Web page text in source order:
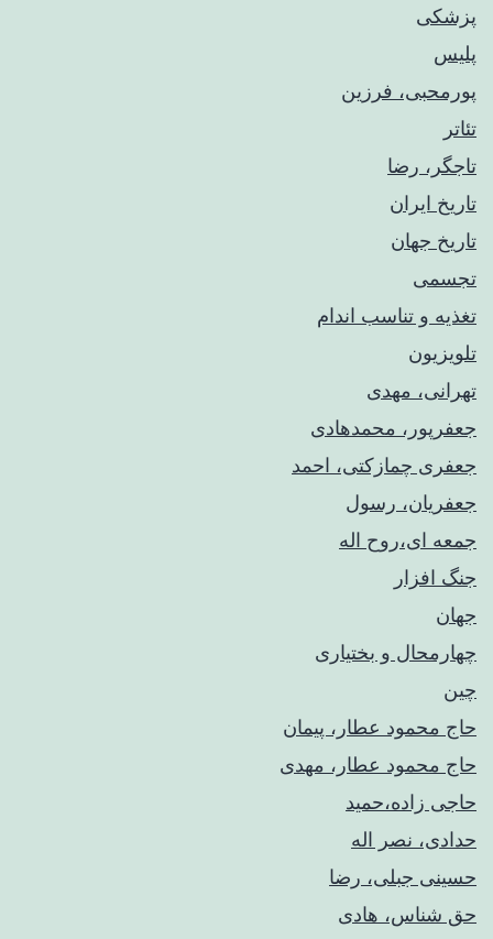
پزشکی
پلیس
پورمحبی، فرزین
تئاتر
تاجگر، رضا
تاریخ ایران
تاریخ جهان
تجسمی
تغذیه و تناسب اندام
تلویزیون
تهرانی، مهدی
جعفرپور، محمدهادی
جعفری چمازکتی، احمد
جعفریان، رسول
جمعه ای،روح اله
جنگ افزار
جهان
چهارمحال و بختیاری
چین
حاج محمود عطار، پیمان
حاج محمود عطار، مهدی
حاجی زاده،حمید
حدادی، نصر اله
حسینی جبلی، رضا
حق شناس، هادی